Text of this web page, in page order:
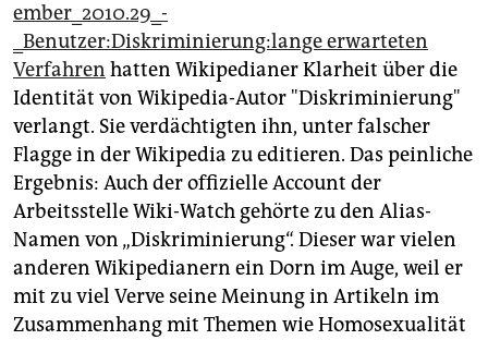
ember_2010.29_-
_Benutzer:Diskriminierung:lange erwarteten
Verfahren hatten Wikipedianer Klarheit über die
Identität von Wikipedia-Autor "Diskriminierung"
verlangt. Sie verdächtigten ihn, unter falscher
Flagge in der Wikipedia zu editieren. Das peinliche
Ergebnis: Auch der offizielle Account der
Arbeitsstelle Wiki-Watch gehörte zu den Alias-
Namen von „Diskriminierung“. Dieser war vielen
anderen Wikipedianern ein Dorn im Auge, weil er
mit zu viel Verve seine Meinung in Artikeln im
Zusammenhang mit Themen wie Homosexualität